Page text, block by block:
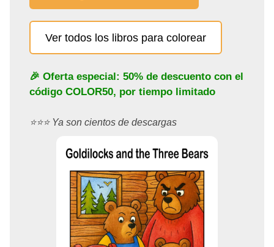
Ver todos los libros para colorear
🎉 Oferta especial: 50% de descuento con el
código COLOR50, por tiempo limitado
⭐️⭐️⭐️ Ya son cientos de descargas